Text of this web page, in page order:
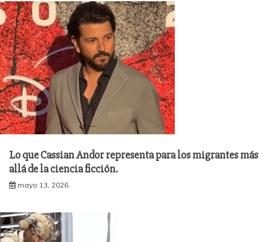
Lo que Cassian Andor representa para los migrantes más
allá de la ciencia ficción.
mayo 13, 2026